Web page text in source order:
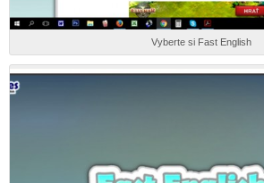
Vyberte si Fast English